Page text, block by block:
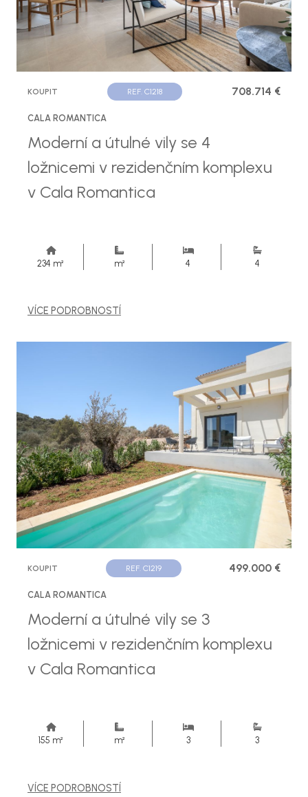
KOUPIT REF. C1218 708.714 €
CALA ROMANTICA
Moderní a útulné vily se 4
ložnicemi v rezidenčním komplexu
v Cala Romantica
234 m² m² 4 4
VÍCE PODROBNOSTÍ
KOUPIT REF. C1219 499.000 €
CALA ROMANTICA
Moderní a útulné vily se 3
ložnicemi v rezidenčním komplexu
v Cala Romantica
155 m² m² 3 3
VÍCE PODROBNOSTÍ